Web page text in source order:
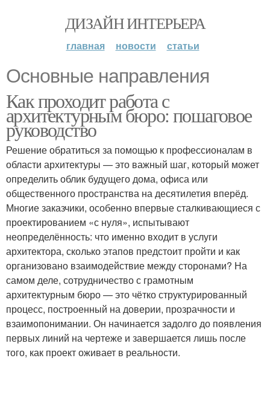
ДИЗАЙН ИНТЕРЬЕРА
главная новости статьи
Основные направления
Как проходит работа с
архитектурным бюро: пошаговое
руководство
Решение обратиться за помощью к профессионалам в
области архитектуры — это важный шаг, который может
определить облик будущего дома, офиса или
общественного пространства на десятилетия вперёд.
Многие заказчики, особенно впервые сталкивающиеся с
проектированием «с нуля», испытывают
неопределённость: что именно входит в услуги
архитектора, сколько этапов предстоит пройти и как
организовано взаимодействие между сторонами? На
самом деле, сотрудничество с грамотным
архитектурным бюро — это чётко структурированный
процесс, построенный на доверии, прозрачности и
взаимопонимании. Он начинается задолго до появления
первых линий на чертеже и завершается лишь после
того, как проект оживает в реальности.